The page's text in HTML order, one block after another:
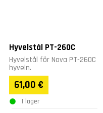
Hyvelstål PT-260C
Hyvelstål för Nova PT-260C
hyveln.
61,00 €
I lager